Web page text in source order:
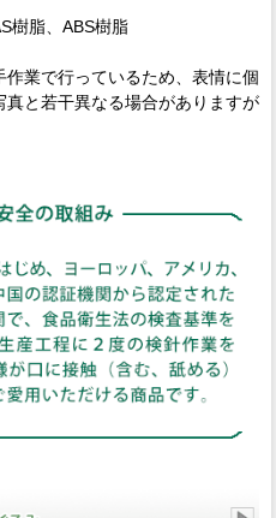
樹脂、ABS樹脂
業で行っているため、表情に個
と若干異なる場合がありますが